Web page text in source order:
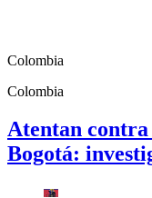
Colombia
Colombia
Atentan
Bogotá: